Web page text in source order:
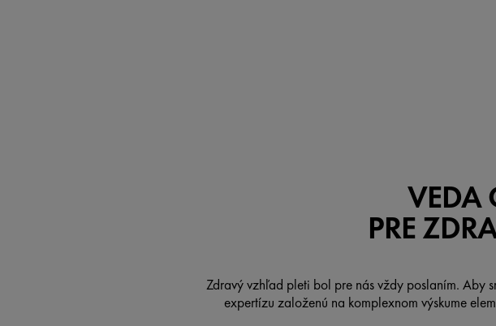
VEDA
PRE
Zdravý vzhľad pleti bol pre nás vždy poslaním. Aby
expertízu založenú na komplexnom výskume